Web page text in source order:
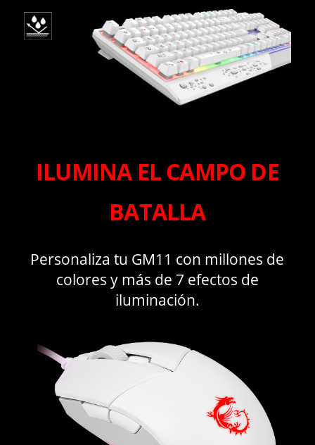
ILUMINA EL CAMPO DE
BATALLA
Personaliza tu GM11 con millones de
colores y más de 7 efectos de
iluminación.